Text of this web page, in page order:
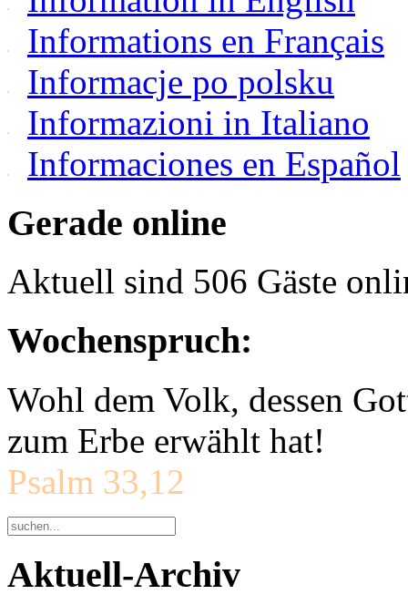
Informations en Français
Informacje po polsku
Informazioni in Italiano
Informaciones en Español
Gerade online
Aktuell sind 506 Gäste
Wochenspruch:
Wohl dem Volk, dessen
zum Erbe erwählt hat!
Psalm 33,12
Aktuell-Archiv